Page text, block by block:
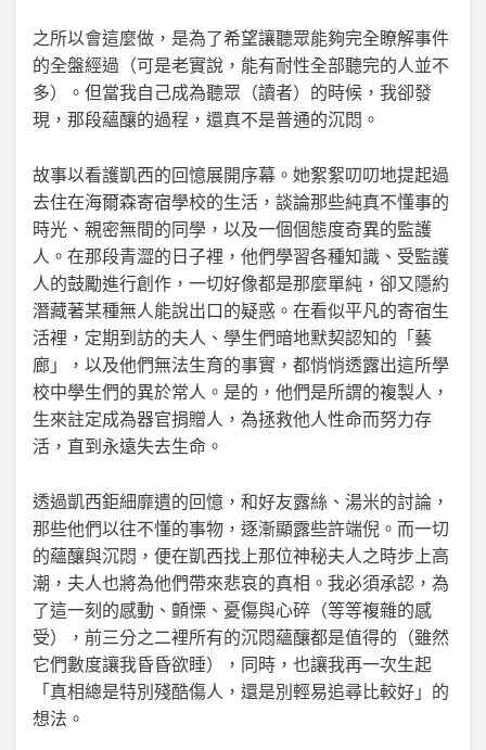
之所以會這麼做，是為了希望讓聽眾能夠完全瞭解事件
的全盤經過（可是老實說，能有耐性全部聽完的人並不
多）。但當我自己成為聽眾（讀者）的時候，我卻發
現，那段蘊釀的過程，還真不是普通的沉悶。
故事以看護凱西的回憶展開序幕。她絮絮叨叨地提起過
去住在海爾森寄宿學校的生活，談論那些純真不懂事的
時光、親密無間的同學，以及一個個態度奇異的監護
人。在那段青澀的日子裡，他們學習各種知識、受監護
人的鼓勵進行創作，一切好像都是那麼單純，卻又隱約
潛藏著某種無人能說出口的疑惑。在看似平凡的寄宿生
活裡，定期到訪的夫人、學生們暗地默契認知的「藝
廊」，以及他們無法生育的事實，都悄悄透露出這所學
校中學生們的異於常人。是的，他們是所謂的複製人，
生來註定成為器官捐贈人，為拯救他人性命而努力存
活，直到永遠失去生命。
透過凱西鉅細靡遺的回憶，和好友露絲、湯米的討論，
那些他們以往不懂的事物，逐漸顯露些許端倪。而一切
的蘊釀與沉悶，便在凱西找上那位神秘夫人之時步上高
潮，夫人也將為他們帶來悲哀的真相。我必須承認，為
了這一刻的感動、顫慄、憂傷與心碎（等等複雜的感
受），前三分之二裡所有的沉悶蘊釀都是值得的（雖然
它們數度讓我昏昏欲睡），同時，也讓我再一次生起
「真相總是特別殘酷傷人，還是別輕易追尋比較好」的
想法。